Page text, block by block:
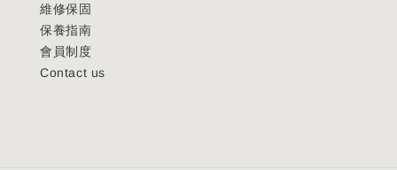
維修保固
保養指南
會員制度
Contact us